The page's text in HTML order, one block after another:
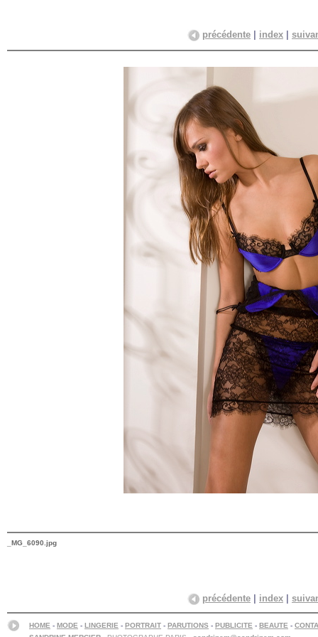
précédente index
_MG_6090.jpg
précédente index
HOME - MODE - LINGERIE - PORTRAIT - PARUTIONS - PUBLICITE - BEAUTE -